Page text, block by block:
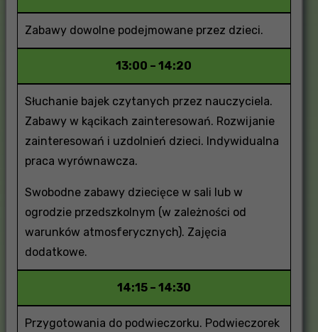
Zabawy dowolne podejmowane przez dzieci.
13:00 – 14:20
Słuchanie bajek czytanych przez nauczyciela.
Zabawy w kącikach zainteresowań. Rozwijanie
zainteresowań i uzdolnień dzieci. Indywidualna
praca wyrównawcza.
Swobodne zabawy dziecięce w sali lub w
ogrodzie przedszkolnym (w zależności od
warunków atmosferycznych). Zajęcia
dodatkowe.
14:15 – 14:30
Przygotowania do podwieczorku. Podwieczorek